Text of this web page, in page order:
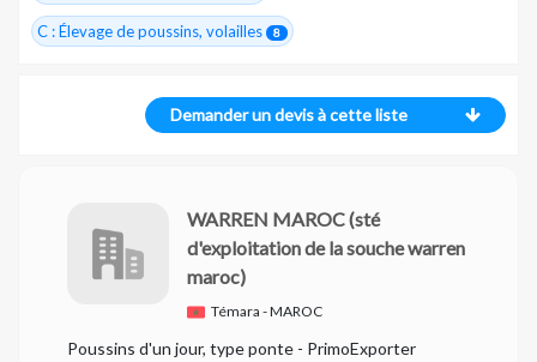
C : Élevage de poussins, volailles 8
Demander un devis à cette liste
WARREN MAROC(sté
d'exploitation de la souche warren
maroc)
Témara - MAROC
Poussins d'un jour, type ponte - PrimoExporter